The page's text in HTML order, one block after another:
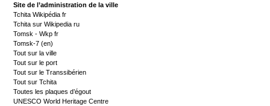
Site de l’administration de la ville
Tchita Wikipédia fr
Tchita sur Wikipedia ru
Tomsk - Wkp fr
Tomsk-7 (en)
Tout sur la ville
Tout sur le port
Tout sur le Transsibérien
Tout sur Tchita
Toutes les plaques d’égout
UNESCO World Heritage Centre